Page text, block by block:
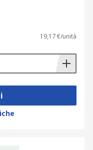
19,17 €/unità